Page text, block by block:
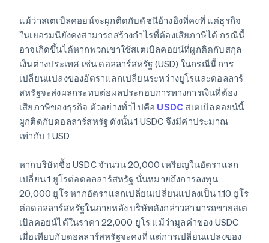
แม้ว่าสเตเบิลคอยน์จะผูกติดกับดัชนีอ้างอิงที่คงที่ แต่ธุรกิจ
ในเยอรมนียังคงสามารถสร้างกำไรที่ต้องเสียภาษีได้ กรณีนี้
อาจเกิดขึ้นได้หากพวกเขาใช้สเตเบิลคอยน์ที่ผูกติดกับสกุล
เงินต่างประเทศ เช่น ดอลลาร์สหรัฐ (USD) ในกรณีนี้ การ
เปลี่ยนแปลงของอัตราแลกเปลี่ยนระหว่างยูโรและดอลลาร์
สหรัฐจะส่งผลกระทบต่อผลประกอบการทางการเงินที่ต้อง
เสียภาษีของธุรกิจ ตัวอย่างทั่วไปคือ USDC สเตเบิลคอยน์นี้
ผูกติดกับดอลลาร์สหรัฐ ดังนั้น 1 USDC จึงมีค่าประมาณ
เท่ากับ 1 USD
หากบริษัทซื้อ USDC จำนวน 20,000 เหรียญในอัตราแลก
เปลี่ยน 1 ยูโรต่อดอลลาร์สหรัฐ นั่นหมายถึงการลงทุน
20,000 ยูโร หากอัตราแลกเปลี่ยนเปลี่ยนแปลงเป็น 1.10 ยูโร
ต่อดอลลาร์สหรัฐในภายหลัง บริษัทดังกล่าวสามารถขายสเต
เบิลคอยน์ได้ในราคา 22,000 ยูโร แม้ว่ามูลค่าของ USDC
เมื่อเทียบกับดอลลาร์สหรัฐจะคงที่ แต่การเปลี่ยนแปลงของ